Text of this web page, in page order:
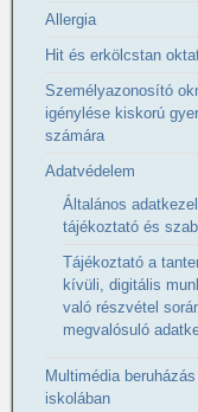
Allergia
Hit és erkölcstan
Személyazonosító
igénylése kiskorú
számára
Adatvédelem
Általános
tájékoztató és
Tájékoztató a
kívüli, digitális
való részvétel
megvalósuló
Multimédia
iskolában